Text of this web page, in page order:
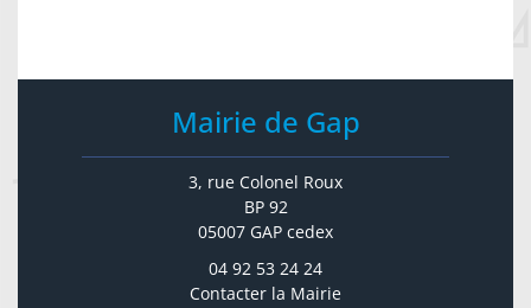
Mairie de Gap
3, rue Colonel Roux
BP 92
05007 GAP cedex
04 92 53 24 24
Contacter la Mairie